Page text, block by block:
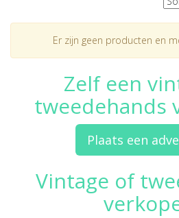
Er zijn geen producten en
Zelf een
tweedehands
Plaats een
Vintage of